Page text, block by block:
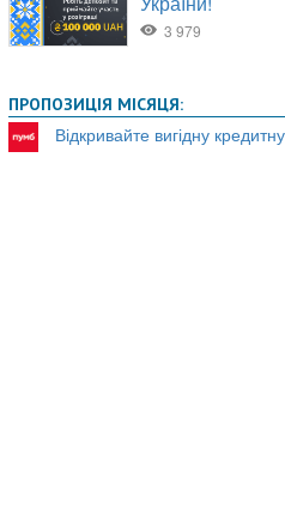
ПРОПОЗИЦІЯ МІСЯЦЯ:
Відкривайте вигідну